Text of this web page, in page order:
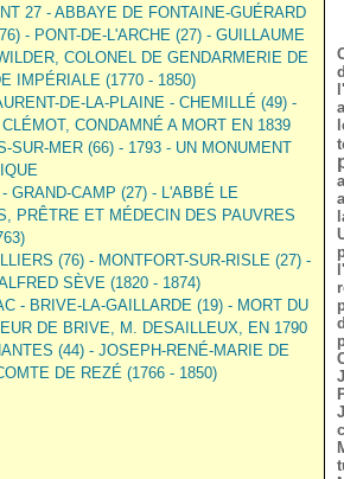
27 - ABBAYE DE FONTAINE-GUÉRARD
- PONT-DE-L'ARCHE (27) - GUILLAUME
COLONEL DE GENDARMERIE DE
IMPÉRIALE (1770 - 1850)
DE-LA-PLAINE - CHEMILLÉ (49) -
CONDAMNÉ A MORT EN 1839
SUR-MER (66) - 1793 - UN MONUMENT
- GRAND-CAMP (27) - L'ABBÉ LE
PRÊTRE ET MÉDECIN DES PAUVRES
(76) - MONTFORT-SUR-RISLE (27) -
SÈVE (1820 - 1874)
- BRIVE-LA-GAILLARDE (19) - MORT DU
DE BRIVE, M. DESAILLEUX, EN 1790
(44) - JOSEPH-RENÉ-MARIE DE
DE REZÉ (1766 - 1850)